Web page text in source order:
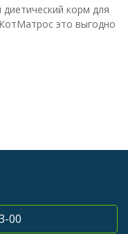
корм для
это выгодно
00